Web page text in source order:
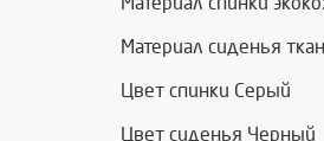
Материал сиденья
Цвет спинки Серый
Цвет сиденья Черный